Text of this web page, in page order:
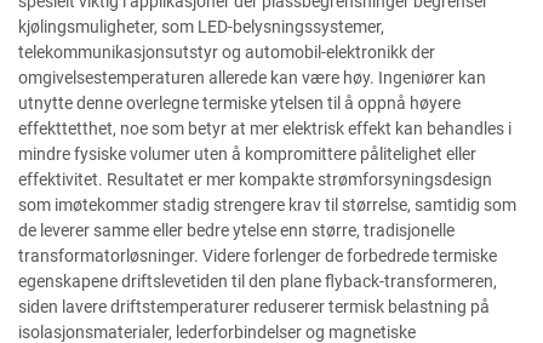
kjølingsmuligheter, som LED-belysningssystemer,
telekommunikasjonsutstyr og automobil-elektronikk der
omgivelsestemperaturen allerede kan være høy. Ingeniører kan
utnytte denne overlegne termiske ytelsen til å oppnå høyere
effekttetthet, noe som betyr at mer elektrisk effekt kan behandles i
mindre fysiske volumer uten å kompromittere pålitelighet eller
effektivitet. Resultatet er mer kompakte strømforsyningsdesign
som imøtekommer stadig strengere krav til størrelse, samtidig som
de leverer samme eller bedre ytelse enn større, tradisjonelle
transformatorløsninger. Videre forlenger de forbedrede termiske
egenskapene driftslevetiden til den plane flyback-transformeren,
siden lavere driftstemperaturer reduserer termisk belastning på
isolasjonsmaterialer, lederforbindelser og magnetiske